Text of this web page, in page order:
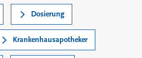
Dosierung
Krankenhausapotheker